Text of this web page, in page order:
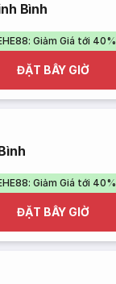
Bình
Giảm Giá tới 40%
ĐẶT BÂY GIỜ
Giảm Giá tới 40%
ĐẶT BÂY GIỜ